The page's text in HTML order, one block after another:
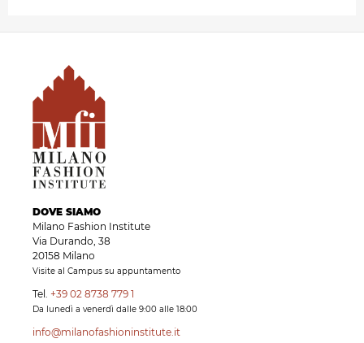
DOVE SIAMO
Milano Fashion Institute
Via Durando, 38
20158 Milano
Visite al Campus su appuntamento
Tel. +39 02 8738 779 1
Da lunedì a venerdì dalle 9:00 alle 18:00
info@milanofashioninstitute.it